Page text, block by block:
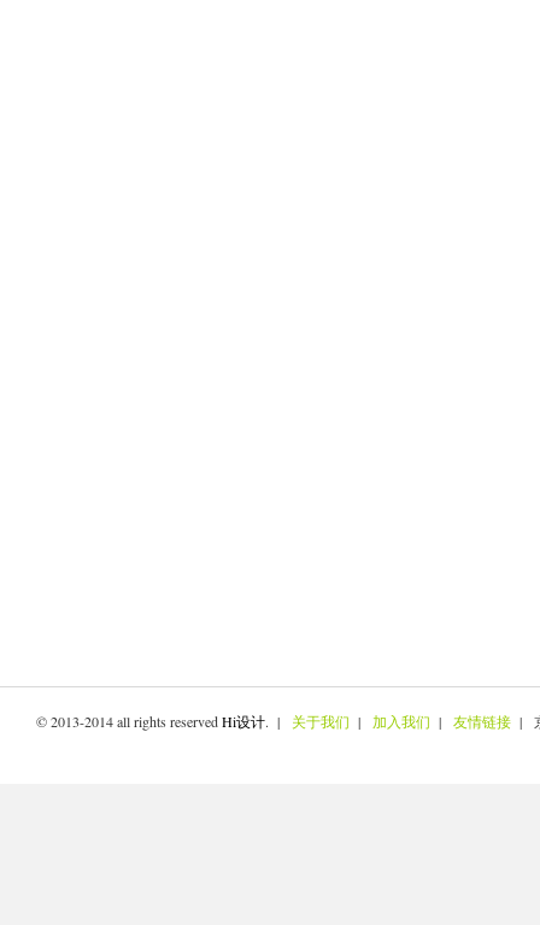
© 2013-2014 all rights reservedHi设计. | 关于我们 | 加入我们 | 友情链接 |